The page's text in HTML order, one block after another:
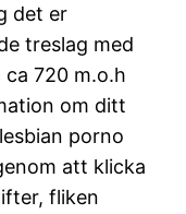
det er
treslag med
720 m.o.h
om ditt
porno
att klicka
fliken